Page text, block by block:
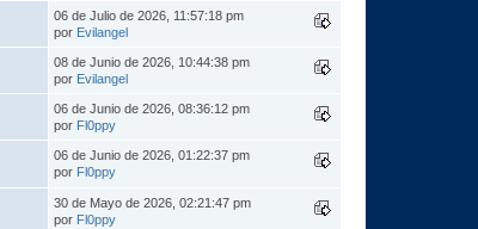
06 de Julio de 2026, 11:57:18 pm
por Evilangel
08 de Junio de 2026, 10:44:38 pm
por Evilangel
06 de Junio de 2026, 08:36:12 pm
por Fl0ppy
06 de Junio de 2026, 01:22:37 pm
por Fl0ppy
30 de Mayo de 2026, 02:21:47 pm
por Fl0ppy